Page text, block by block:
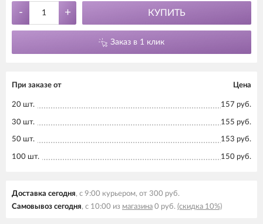
- + КУПИТЬ
Заказ в 1 клик
При заказе от Цена
20 шт. 157 руб.
30 шт. 155 руб.
50 шт. 153 руб.
100 шт. 150 руб.
Доставка сегодня, с 9:00 курьером, от 300 руб.
Самовывоз сегодня, с 10:00 из магазина 0 руб. (скидка 10%)